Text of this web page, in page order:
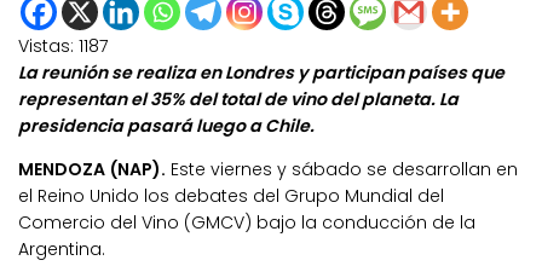
Vistas: 1187
La reunión se realiza en Londres y participan países que
representan el 35% del total de vino del planeta. La
presidencia pasará luego a Chile.
MENDOZA (NAP). Este viernes y sábado se desarrollan en
el Reino Unido los debates del Grupo Mundial del
Comercio del Vino (GMCV) bajo la conducción de la
Argentina.